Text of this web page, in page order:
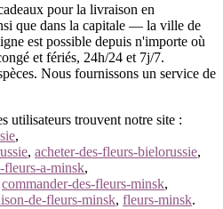
pour la livraison en
que dans la capitale — la ville de
est possible depuis n'importe où
et fériés, 24h/24 et 7j/7.
Nous fournissons un service de
utilisateurs trouvent notre site :
,
, acheter-des-fleurs-bielorussie,
fleurs-a-minsk,
commander-des-fleurs-minsk,
de-fleurs-minsk, fleurs-minsk.